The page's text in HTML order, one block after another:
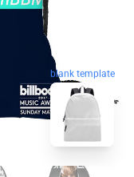
blank template